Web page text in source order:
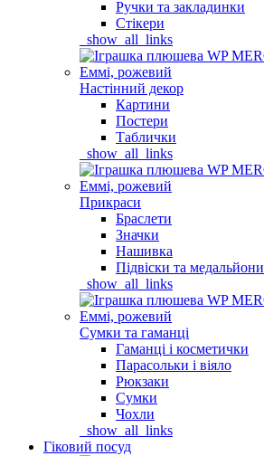
Ручки та закладинки
Стікери
_show_all_links
Настінний декор
Картини
Постери
Таблички
_show_all_links
Прикраси
Браслети
Значки
Нашивка
Підвіски та медальйони
_show_all_links
Сумки та гаманці
Гаманці і косметички
Парасольки і віяло
Рюкзаки
Сумки
Чохли
_show_all_links
Гіковий посуд